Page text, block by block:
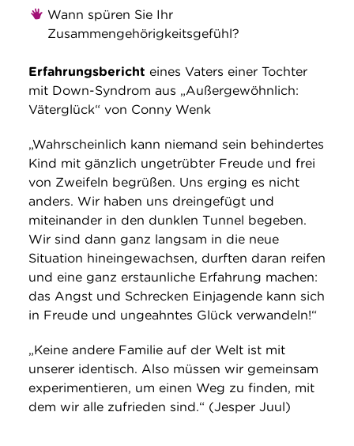
Wann spüren Sie Ihr
Zusammengehörigkeitsgefühl?
Erfahrungsbericht eines Vaters einer Tochter
mit Down-Syndrom aus „Außergewöhnlich:
Väterglück“ von Conny Wenk
„Wahrscheinlich kann niemand sein behindertes
Kind mit gänzlich ungetrübter Freude und frei
von Zweifeln begrüßen. Uns erging es nicht
anders. Wir haben uns dreingefügt und
miteinander in den dunklen Tunnel begeben.
Wir sind dann ganz langsam in die neue
Situation hineingewachsen, durften daran reifen
und eine ganz erstaunliche Erfahrung machen:
das Angst und Schrecken Einjagende kann sich
in Freude und ungeahntes Glück verwandeln!“
„Keine andere Familie auf der Welt ist mit
unserer identisch. Also müssen wir gemeinsam
experimentieren, um einen Weg zu finden, mit
dem wir alle zufrieden sind.“ (Jesper Juul)